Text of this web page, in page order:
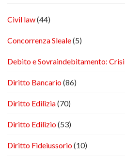
Civil law(44)
Concorrenza Sleale(5)
Debito e Sovraindebitamento: Crisi
Diritto Bancario(86)
Diritto Edilizia(70)
Diritto Edilizio(53)
Diritto Fideiussorio(10)